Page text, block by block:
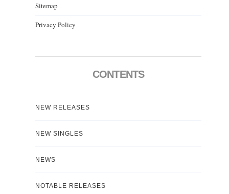
Sitemap
Privacy Policy
CONTENTS
NEW RELEASES
NEW SINGLES
NEWS
NOTABLE RELEASES